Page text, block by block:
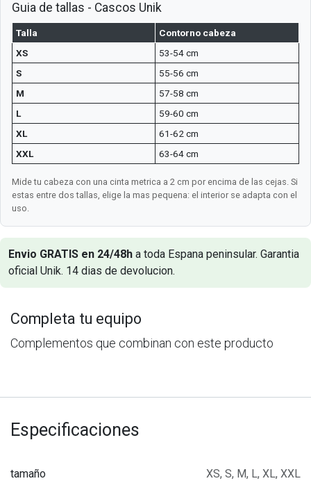
Guia de tallas - Cascos Unik
Talla
Contorno cabeza
XS
53-54 cm
S
55-56 cm
M
57-58 cm
L
59-60 cm
XL
61-62 cm
XXL
63-64 cm
Mide tu cabeza con una cinta metrica a 2 cm por encima de las cejas. Si
estas entre dos tallas, elige la mas pequena: el interior se adapta con el
uso.
Envio GRATIS en 24/48h a toda Espana peninsular. Garantia
oficial Unik. 14 dias de devolucion.
Completa tu equipo
Complementos que combinan con este producto
Especificaciones
tamaño XS, S, M, L, XL, XXL